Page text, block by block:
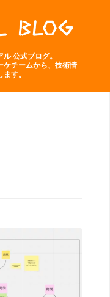
公式ブログ。
ケチームから、技術情
す。